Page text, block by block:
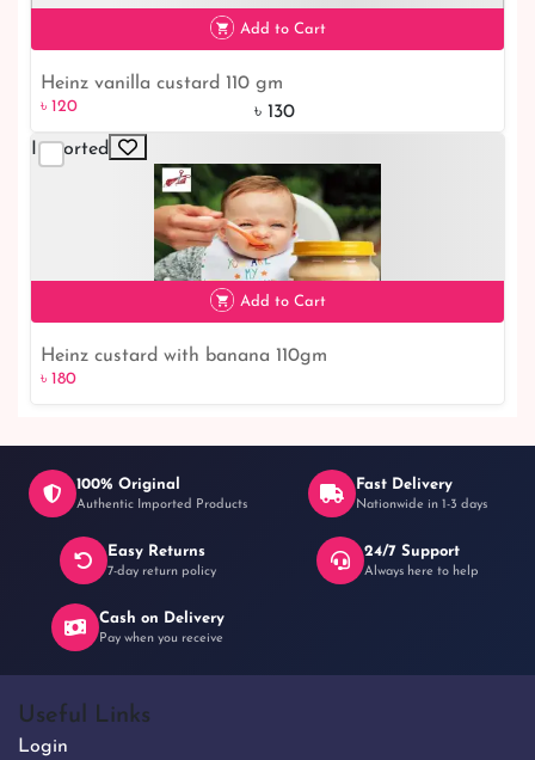
৳ 300
৳ 1208% off
Add to Cart
Heinz vanilla custard 110 gm
৳ 120
৳ 130
Imported
৳ 180
Add to Cart
Heinz custard with banana 110gm
৳ 180
100% Original
Authentic Imported Products
Fast Delivery
Nationwide in 1-3 days
Easy Returns
7-day return policy
24/7 Support
Always here to help
Cash on Delivery
Pay when you receive
Useful Links
Login